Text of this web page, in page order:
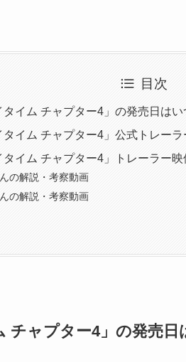
目次
タイム チャプター4」の発売日はい
タイム チャプター4」公式トレーラ
タイム チャプター4」トレーラー
の解説・考察動画
の解説・考察動画
チャプター4」の発売日